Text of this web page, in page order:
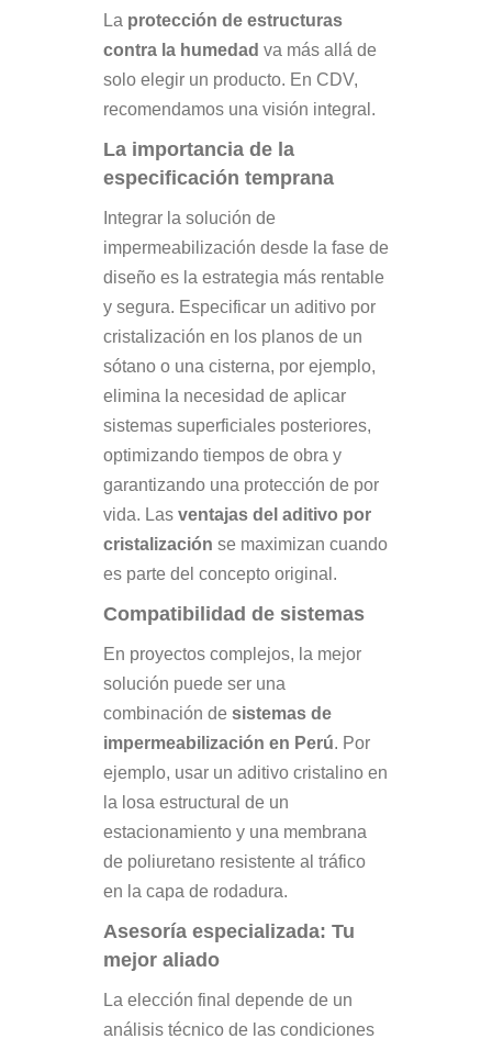
La protección de estructuras
contra la humedad va más allá de
solo elegir un producto. En CDV,
recomendamos una visión integral.
La importancia de la
especificación temprana
Integrar la solución de
impermeabilización desde la fase de
diseño es la estrategia más rentable
y segura. Especificar un aditivo por
cristalización en los planos de un
sótano o una cisterna, por ejemplo,
elimina la necesidad de aplicar
sistemas superficiales posteriores,
optimizando tiempos de obra y
garantizando una protección de por
vida. Las ventajas del aditivo por
cristalización se maximizan cuando
es parte del concepto original.
Compatibilidad de sistemas
En proyectos complejos, la mejor
solución puede ser una
combinación de sistemas de
impermeabilización en Perú. Por
ejemplo, usar un aditivo cristalino en
la losa estructural de un
estacionamiento y una membrana
de poliuretano resistente al tráfico
en la capa de rodadura.
Asesoría especializada: Tu
mejor aliado
La elección final depende de un
análisis técnico de las condiciones